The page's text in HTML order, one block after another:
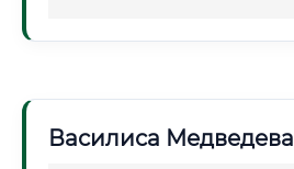
Василиса Медведева